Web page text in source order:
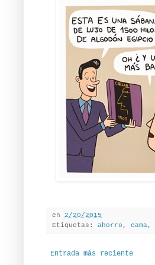
en 2/20/2015
Etiquetas: ahorro , cama,
Entrada más reciente